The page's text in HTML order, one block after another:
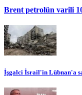
Brent petrolün varili
İşgalci İsrail'in Lübnan'a